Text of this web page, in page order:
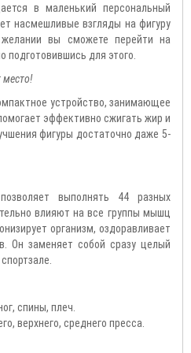
в маленький персональный
насмешливые взгляды на фигуру
вы сможете перейти на
подготовившись для этого.
место!
устройство, занимающее
эффективно сжигать жир и
фигуры достаточно даже 5-
выполнять 44 разных
влияют на все группы мышц
организм, оздоравливает
Он заменяет собой сразу целый
спины, плеч.
верхнего, среднего пресса.